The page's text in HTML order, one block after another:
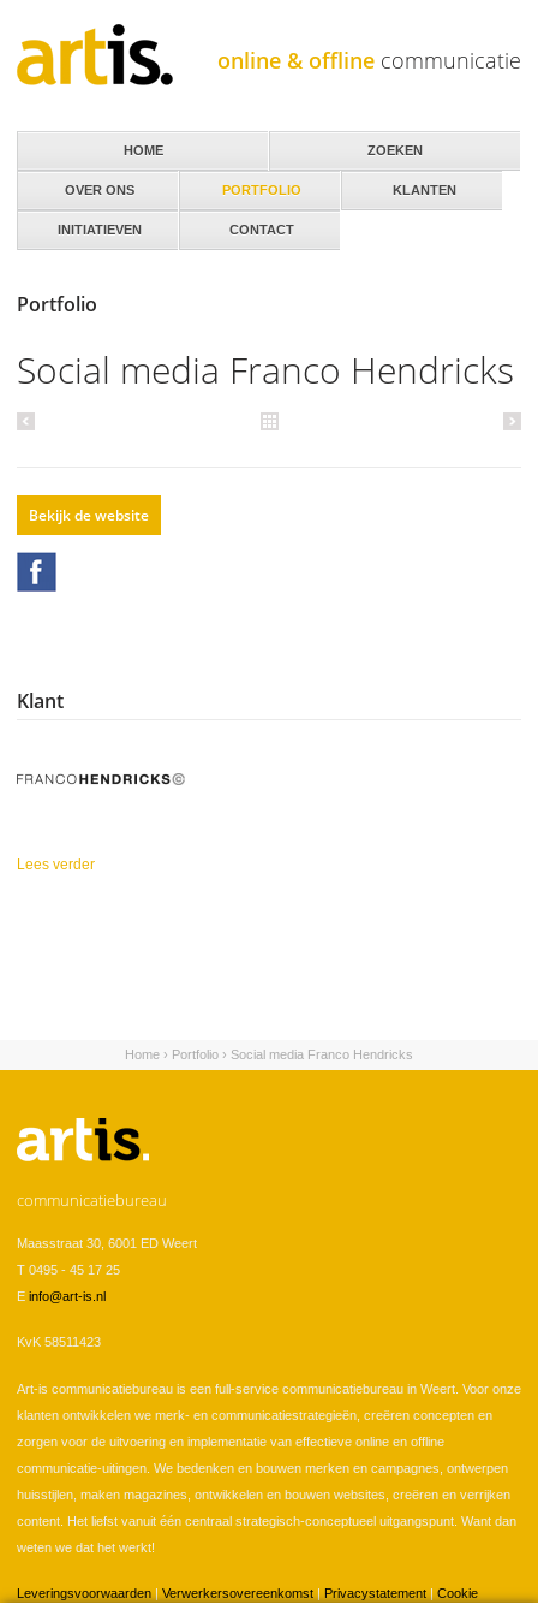
online & offline communicatie
Portfolio
Social media Franco Hendricks
Bekijk de website
Klant
Lees verder
HOME
OVER ONS PORTFOLIO KLANTEN
INITIATIEVEN CONTACT
ZOEKEN
U bent hier
Home › Portfolio › Social media Franco Hendricks
communicatiebureau
Maasstraat 30, 6001 ED Weert
T 0495 - 45 17 25
E info@art-is.nl
KvK 58511423
Art-is communicatiebureau is een full-service communicatiebureau in Weert. Voor onze
klanten ontwikkelen we merk- en communicatiestrategieën, creëren concepten en
zorgen voor de uitvoering en implementatie van effectieve online en offline
communicatie-uitingen. We bedenken en bouwen merken en campagnes, ontwerpen
huisstijlen, maken magazines, ontwikkelen en bouwen websites, creëren en verrijken
content. Het liefst vanuit één centraal strategisch-conceptueel uitgangspunt. Want dan
weten we dat het werkt!
Leveringsvoorwaarden Verwerkersovereenkomst Privacystatement
Cookie